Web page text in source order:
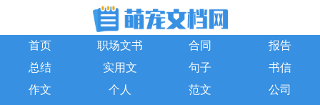
首页 职场文书 合同
报告
总结
实用文 句子
书信
作文
个人 范文
公司